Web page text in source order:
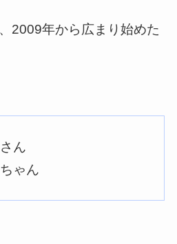
2009年から広まり始めた
ん
ゃん